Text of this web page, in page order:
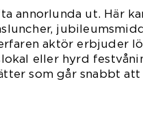
annorlunda ut. Här
aktör erbjuder
eller hyrd
som går snabbt